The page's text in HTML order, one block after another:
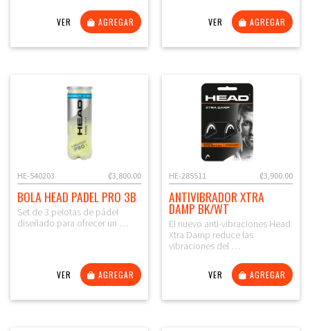
VER AGREGAR VER AGREGAR
₡3,800.00
HE-540203
BOLA HEAD PADEL PRO 3B
Set de 3 pelotas de pádel
diseñado para ofrecer un …
VER AGREGAR
₡3,900.00
HE-285511
ANTIVIBRADOR XTRA
DAMP BK/WT
El nuevo anti-vibraciones Head
Xtra Damp reduce las
vibraciones del …
VER AGREGAR